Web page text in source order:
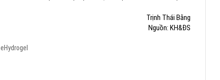
Trịnh Thái Bằng
Nguồn: KH&ĐS
Hydrogel